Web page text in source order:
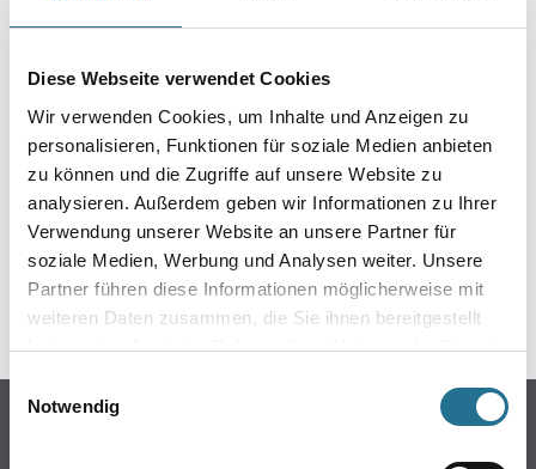
Diese Webseite verwendet Cookies
Wir verwenden Cookies, um Inhalte und Anzeigen zu
personalisieren, Funktionen für soziale Medien anbieten
zu können und die Zugriffe auf unsere Website zu
analysieren. Außerdem geben wir Informationen zu Ihrer
Verwendung unserer Website an unsere Partner für
soziale Medien, Werbung und Analysen weiter. Unsere
Partner führen diese Informationen möglicherweise mit
weiteren Daten zusammen, die Sie ihnen bereitgestellt
haben oder die sie im Rahmen Ihrer Nutzung der Dienste
Einwilligungsauswahl
Notwendig
IST AUFGETRETEN
Keine Sorge, wir pinseln schon an der Lösung und
werden das Problem so schnell wie möglich beheben.
Erkunden Sie in der Zwischenzeit unseren Online-Shop
und lassen Sie sich inspirieren.
ZURÜCK ZUM ONLINE-SHOP
Online-Shop